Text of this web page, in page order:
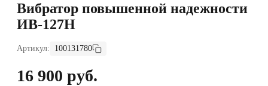
Вибратор повышенной надежности
ИВ-127Н
Артикул: 100131780
16 900 руб.